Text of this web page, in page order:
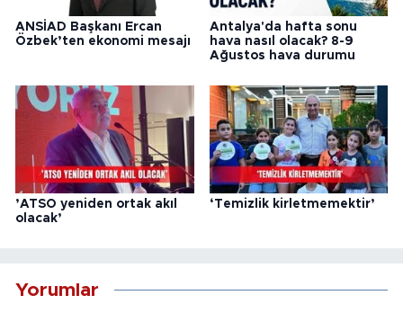
ANSİAD Başkanı Ercan
Özbek’ten ekonomi mesajı
Antalya'da hafta sonu
hava nasıl olacak? 8-9
Ağustos hava durumu
’ATSO yeniden ortak akıl
olacak’
‘Temizlik kirletmemektir’
Yorumlar